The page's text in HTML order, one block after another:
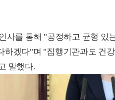
사를 통해 "공정하고 균형 있
하겠다"며 "집행기관과도 건
말했다.